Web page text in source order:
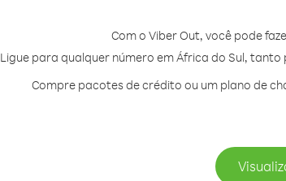
Com o Viber Out, você pode
Ligue para qualquer número em África do Sul,
Compre pacotes de crédito ou um plano de